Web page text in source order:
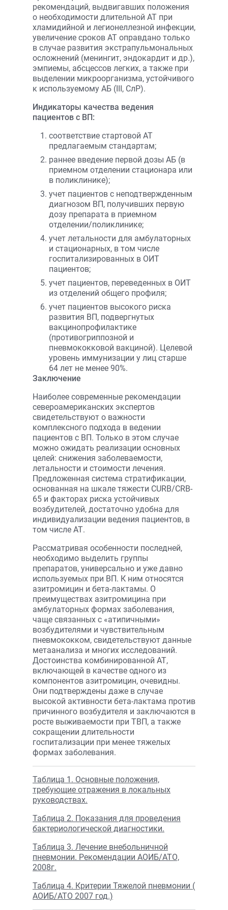
рекомендаций, выдвигавших положения
о необходимости длительной АТ при
хламидийной и легионеллезной инфекции,
увеличение сроков АТ оправдано только
в случае развития экстрапульмональных
осложнений (менингит, эндокардит и др.),
эмпиемы, абсцессов легких, а также при
выделении микроорганизма, устойчивого
к используемому АБ (III, СлР).
Индикаторы качества ведения
пациентов с ВП:
соответствие стартовой АТ
предлагаемым стандартам;
раннее введение первой дозы АБ (в
приемном отделении стационара или
в поликлинике);
учет пациентов с неподтвержденным
диагнозом ВП, получивших первую
дозу препарата в приемном
отделении/поликлинике;
учет летальности для амбулаторных
и стационарных, в том числе
госпитализированных в ОИТ
пациентов;
учет пациентов, переведенных в ОИТ
из отделений общего профиля;
учет пациентов высокого риска
развития ВП, подвергнутых
вакцинопрофилактике
(противогриппозной и
пневмококковой вакциной). Целевой
уровень иммунизации у лиц старше
64 лет не менее 90%.
Заключение
Наиболее современные рекомендации
североамериканских экспертов
свидетельствуют о важности
комплексного подхода в ведении
пациентов с ВП. Только в этом случае
можно ожидать реализации основных
целей: снижения заболеваемости,
летальности и стоимости лечения.
Предложенная система стратификации,
основанная на шкале тяжести CURB/CRB-
65 и факторах риска устойчивых
возбудителей, достаточно удобна для
индивидуализации ведения пациентов, в
том числе АТ.
Рассматривая особенности последней,
необходимо выделить группы
препаратов, универсально и уже давно
используемых при ВП. К ним относятся
азитромицин и бета-лактамы. О
преимуществах азитромицина при
амбулаторных формах заболевания,
чаще связанных с «атипичными»
возбудителями и чувствительным
пневмококком, свидетельствуют данные
метаанализа и многих исследований.
Достоинства комбинированной АТ,
включающей в качестве одного из
компонентов азитромицин, очевидны.
Они подтверждены даже в случае
высокой активности бета-лактама против
причинного возбудителя и заключаются в
росте выживаемости при ТВП, а также
сокращении длительности
госпитализации при менее тяжелых
формах заболевания.
Таблица 1. Основные положения,
требующие отражения в локальных
руководствах.
Таблица 2. Показания для проведения
бактериологической диагностики.
Таблица 3. Лечение внебольничной
пневмонии. Рекомендации АОИБ/АТО,
2008г.
Таблица 4. Критерии Тяжелой пневмонии (
АОИБ/АТО 2007 год.)